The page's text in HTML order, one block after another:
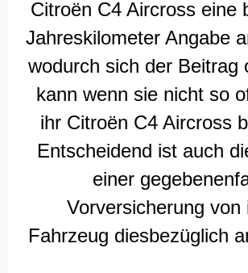
Citroën C4 Aircross eine
Jahreskilometer Angabe
wodurch sich der Beitrag
kann wenn sie nicht so
ihr Citroën C4 Aircross
Entscheidend ist auch
einer
Vorversicherung von
Fahrzeug diesbezüglich